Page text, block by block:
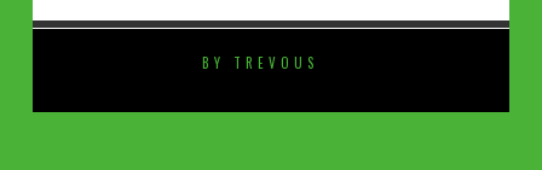
BY TREVOUS